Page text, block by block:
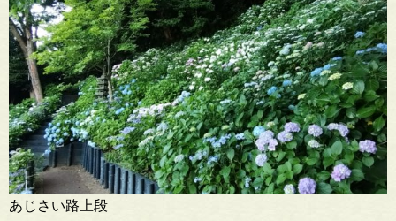
あじさい路上段